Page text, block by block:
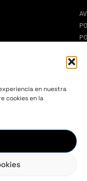
en nuestra
cookies en la